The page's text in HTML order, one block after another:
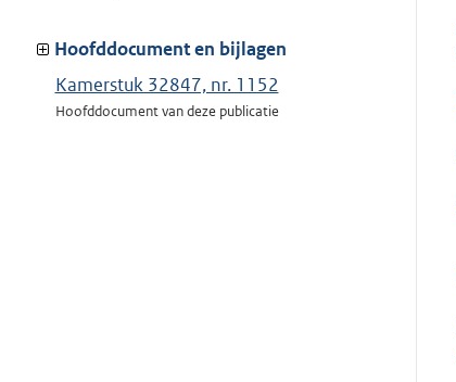
Hoofddocument en bijlagen
Kamerstuk 32847, nr. 1152
Hoofddocument van deze publicatie